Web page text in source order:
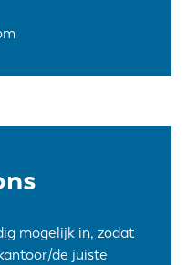
mogelijk in, zodat
de juiste